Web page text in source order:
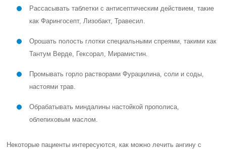
Рассасывать таблетки с антисептическим действием, такие
как Фарингосепт, Лизобакт, Травесил.
Орошать полость глотки специальными спреями, такими как
Тантум Верде, Гексорал, Мирамистин.
Промывать горло растворами Фурацилина, соли и соды,
настоями трав.
Обрабатывать миндалины настойкой прополиса,
облепиховым маслом.
Некоторые пациенты интересуются, как можно лечить ангину с